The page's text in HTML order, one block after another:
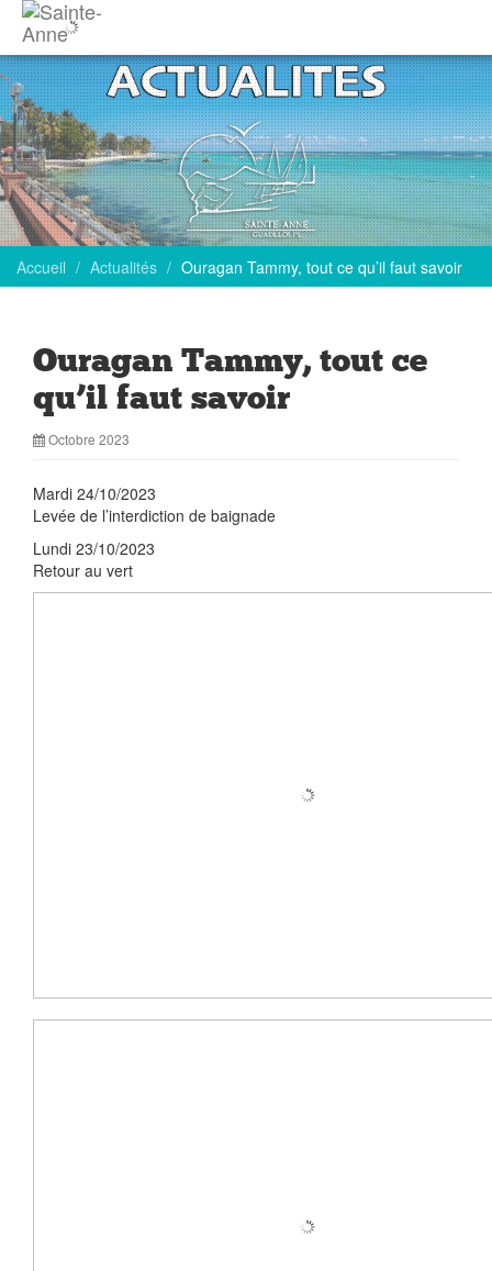
Accueil Actualités Ouragan Tammy, tout ce qu’il faut savoir
Ouragan Tammy, tout ce
qu’il faut savoir
Octobre 2023
Mardi 24/10/2023
Levée de l’interdiction de baignade
Lundi 23/10/2023
Retour au vert